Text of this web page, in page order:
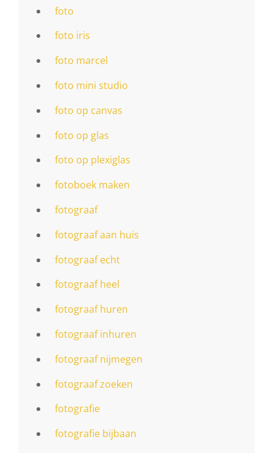
foto
foto iris
foto marcel
foto mini studio
foto op canvas
foto op glas
foto op plexiglas
fotoboek maken
fotograaf
fotograaf aan huis
fotograaf echt
fotograaf heel
fotograaf huren
fotograaf inhuren
fotograaf nijmegen
fotograaf zoeken
fotografie
fotografie bijbaan